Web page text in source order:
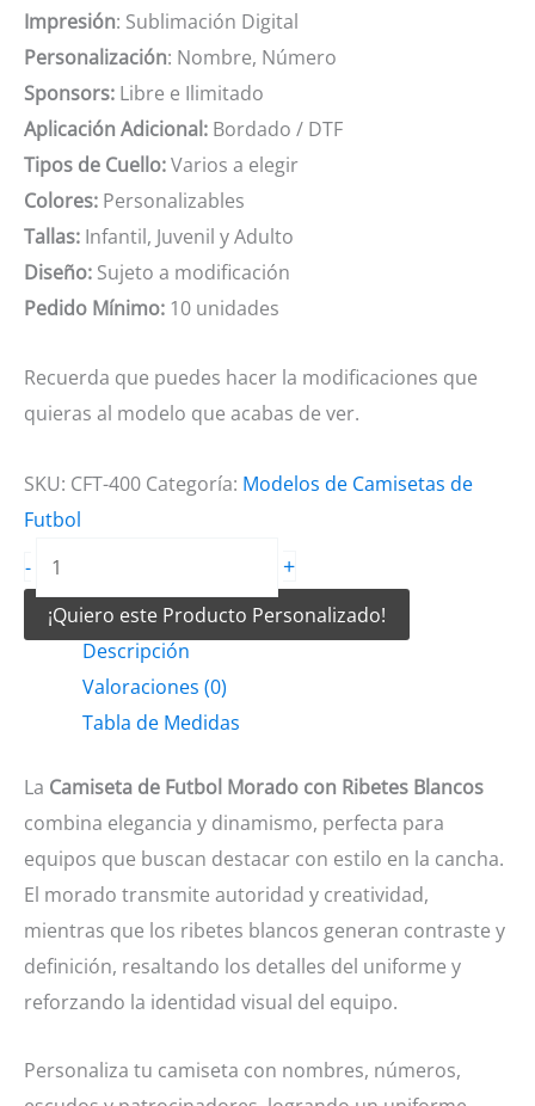
Impresión: Sublimación Digital
Personalización: Nombre, Número
Sponsors: Libre e Ilimitado
Aplicación Adicional: Bordado / DTF
Tipos de Cuello:Varios a elegir
Colores: Personalizables
Tallas: Infantil, Juvenil y Adulto
Diseño: Sujeto a modificación
Pedido Mínimo: 10 unidades
Recuerda que puedes hacer la modificaciones que
quieras al modelo que acabas de ver.
SKU: CFT-400 Categoría: Modelos de Camisetas de
Futbol
-
Camiseta
de
Futbol
Morado
ribetes
+
¡Quiero este Producto Personalizado!
Descripción
Valoraciones (0)
Tabla de Medidas
La Camiseta de Futbol Morado con Ribetes Blancos
combina elegancia y dinamismo, perfecta para
equipos que buscan destacar con estilo en la cancha.
El morado transmite autoridad y creatividad,
mientras que los ribetes blancos generan contraste y
definición, resaltando los detalles del uniforme y
reforzando la identidad visual del equipo.
Personaliza tu camiseta con nombres, números,